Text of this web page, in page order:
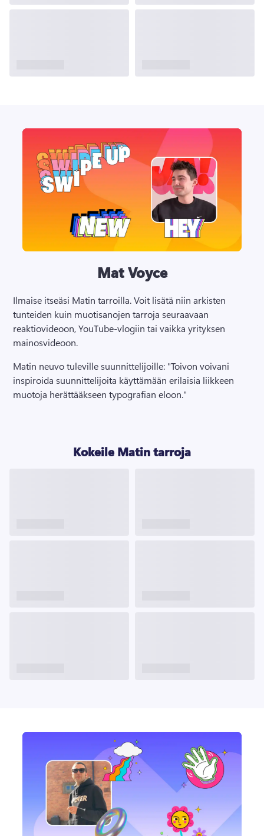
Mat Voyce
Ilmaise itseäsi Matin tarroilla. Voit lisätä niin arkisten
tunteiden kuin muotisanojen tarroja seuraavaan
reaktiovideoon, YouTube-vlogiin tai vaikka yrityksen
mainosvideoon.
Matin neuvo tuleville suunnittelijoille: "Toivon voivani
inspiroida suunnittelijoita käyttämään erilaisia liikkeen
muotoja herättääkseen typografian eloon."
Kokeile Matin tarroja